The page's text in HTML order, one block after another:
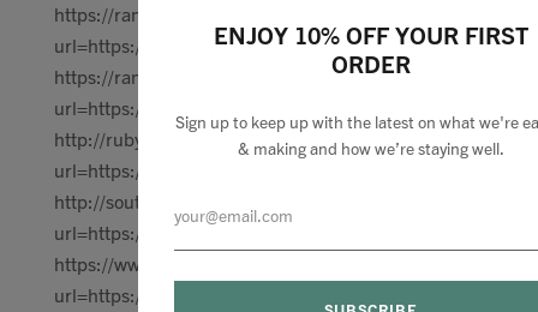
https://ramset.com.au/Document/Url/?
url=https://opviewer.com
https://ramset.com.au/document/url/?
url=https://opviewer.com
http://rubyconnection.com.au/umbraco/newsletterstudio/
url=https://opviewer.com
http://southburnett.com.au/movies/movie.php?
url=https://opviewer.com
https://www.vicsport.com.au/analytics/outbound?
url=https://opviewer.com
ENJOY 10% OFF YOUR FIRST
ORDER
Sign up to keep up with the latest on what we're
& making and how we’re staying well.